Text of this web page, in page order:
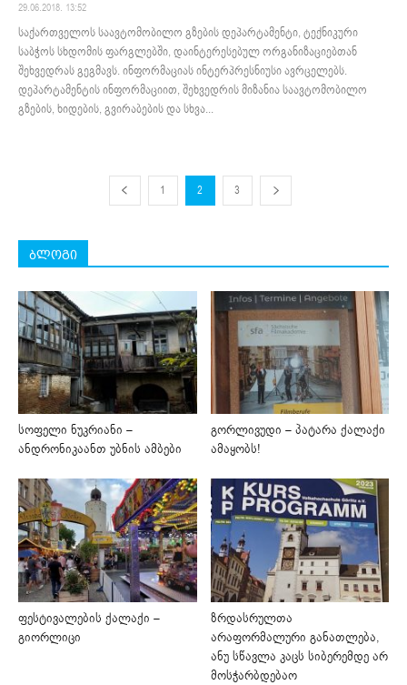
29.06.2018. 13:52
საქართველოს საავტომობილო გზების დეპარტამენტი, ტექნიკური
საბჭოს სხდომის ფარგლებში, დაინტერესებულ ორგანიზაციებთან
შეხვედრას გეგმავს. ინფორმაციას ინტერპრესნიუსი ავრცელებს.
დეპარტამენტის ინფორმაციით, შეხვედრის მიზანია საავტომობილო
გზების, ხიდების, გვირაბების და სხვა...
1 2 3
ბლოგი
სოფელი ნუკრიანი –
ანდრონიკაანთ უბნის ამბები
გორლივუდი – პატარა ქალაქი
ამაყობს!
ფესტივალების ქალაქი –
გიორლიცი
ზრდასრულთა
არაფორმალური განათლება,
ანუ სწავლა კაცს სიბერემდე არ
მოსჭარბდებაო